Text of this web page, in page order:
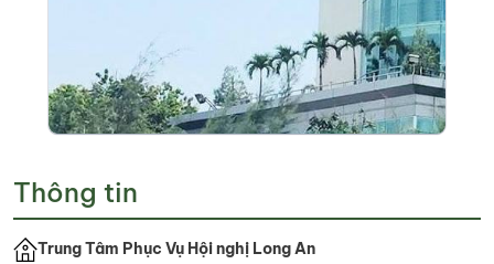
Thông tin
Trung Tâm Phục Vụ Hội nghị Long An